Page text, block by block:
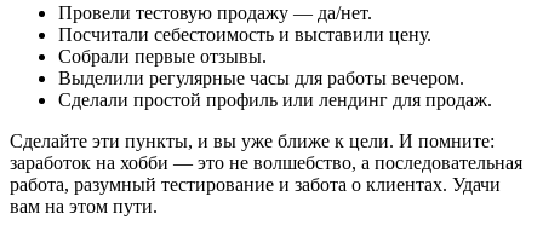
Провели тестовую продажу — да/нет.
Посчитали себестоимость и выставили цену.
Собрали первые отзывы.
Выделили регулярные часы для работы вечером.
Сделали простой профиль или лендинг для продаж.
Сделайте эти пункты, и вы уже ближе к цели. И помните:
заработок на хобби — это не волшебство, а последовательная
работа, разумный тестирование и забота о клиентах. Удачи
вам на этом пути.